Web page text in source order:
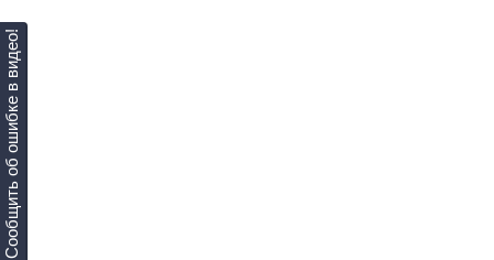
Сообщить об ошибке в видео!